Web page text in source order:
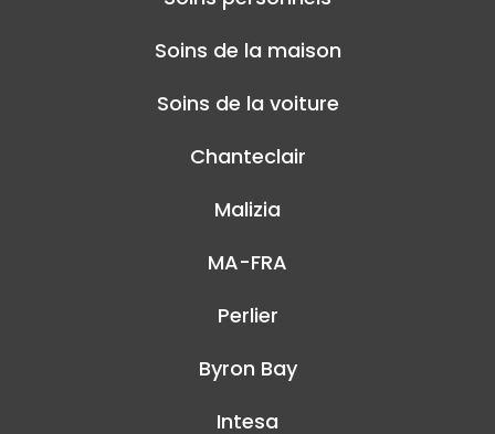
Soins de la maison
Soins de la voiture
Chanteclair
Malizia
MA-FRA
Perlier
Byron Bay
Intesa